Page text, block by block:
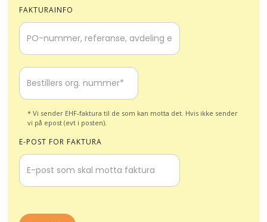
FAKTURAINFO
* Vi sender EHF-faktura til de som kan motta det. Hvis ikke sender
vi på epost (evt i posten).
E-POST FOR FAKTURA